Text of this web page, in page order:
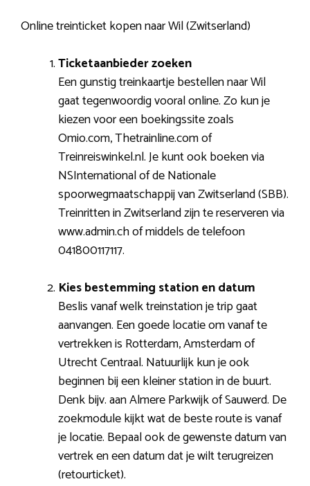
Online treinticket kopen naar Wil (Zwitserland)
Ticketaanbieder zoeken
Een gunstig treinkaartje bestellen naar Wil
gaat tegenwoordig vooral online. Zo kun je
kiezen voor een boekingssite zoals
Omio.com, Thetrainline.com of
Treinreiswinkel.nl. Je kunt ook boeken via
NSInternational of de Nationale
spoorwegmaatschappij van Zwitserland (SBB).
Treinritten in Zwitserland zijn te reserveren via
www.admin.ch of middels de telefoon
041800117117.
Kies bestemming station en datum
Beslis vanaf welk treinstation je trip gaat
aanvangen. Een goede locatie om vanaf te
vertrekken is Rotterdam, Amsterdam of
Utrecht Centraal. Natuurlijk kun je ook
beginnen bij een kleiner station in de buurt.
Denk bijv. aan Almere Parkwijk of Sauwerd. De
zoekmodule kijkt wat de beste route is vanaf
je locatie. Bepaal ook de gewenste datum van
vertrek en een datum dat je wilt terugreizen
(retourticket).